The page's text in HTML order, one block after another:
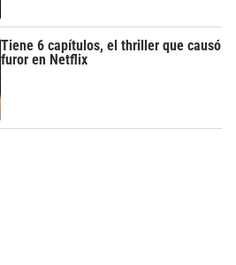
Tiene 6 capítulos, el thriller que causó
furor en Netflix